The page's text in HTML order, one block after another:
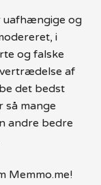
uafhængige og
i
og falske
af
det bedst
så mange
andre bedre
Memmo.me!